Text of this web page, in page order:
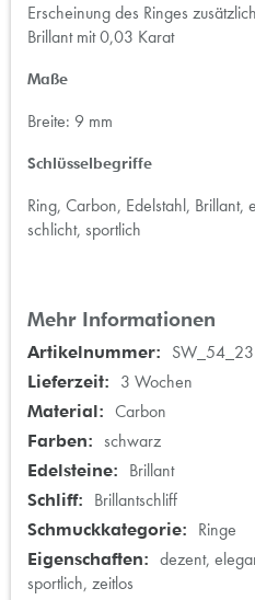
Erscheinung des Ringes
Brillant mit 0,03 Karat
Maße
Breite: 9 mm
Schlüsselbegriffe
Ring, Carbon, Edelstahl, Brillant,
schlicht, sportlich
Mehr Informationen
Mehr
Informationen
SW_54_23
3 Wochen
Carbon
schwarz
Brillant
Brillantschliff
Ringe
dezent,
sportlich, zeitlos